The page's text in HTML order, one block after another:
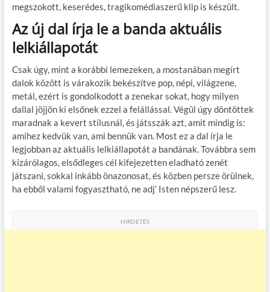
megszokott, keserédes, tragikomédiaszerű klip is készült.
Az új dal írja le a banda aktuális
lelkiállapotát
Csak úgy, mint a korábbi lemezeken, a mostanában megírt
dalok között is várakozik bekészítve pop, népi, világzene,
metál, ezért is gondolkodott a zenekar sokat, hogy milyen
dallal jöjjön ki elsőnek ezzel a felállással. Végül úgy döntöttek
maradnak a kevert stílusnál, és játsszák azt, amit mindig is:
amihez kedvük van, ami bennük van. Most ez a dal írja le
legjobban az aktuális lelkiállapotát a bandának. Továbbra sem
kizárólagos, elsődleges cél kifejezetten eladható zenét
játszani, sokkal inkább önazonosat, és közben persze örülnek,
ha ebből valami fogyasztható, ne adj’ Isten népszerű lesz.
HIRDETÉS